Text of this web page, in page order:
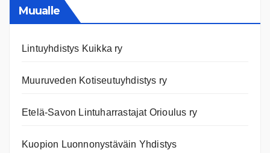
Muualle
Lintuyhdistys Kuikka ry
Muuruveden Kotiseutuyhdistys ry
Etelä-Savon Lintuharrastajat Orioulus ry
Kuopion Luonnonystäväin Yhdistys